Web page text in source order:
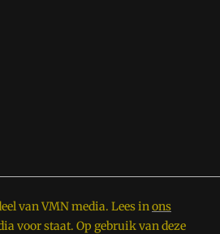
van VMN media. Lees inons
voor staat. Op gebruik van deze